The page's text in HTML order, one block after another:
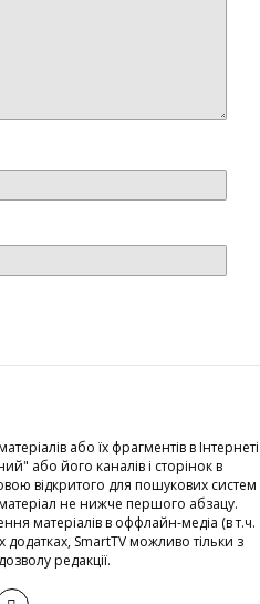
або їх фрагментів в Інтернеті
або його каналів і сторінок в
відкритого для пошукових систем
не нижче першого абзацу.
матеріалів в оффлайн-медіа (в т.ч.
SmartTV можливо тільки з
редакції.